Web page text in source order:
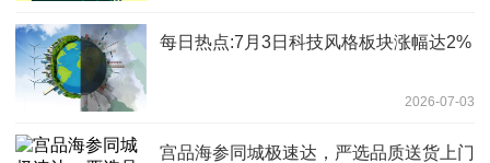
每日热点:7月3日科技风格板块涨幅达2%
2026-07-03
宫品海参同城极速达，严选品质送货上门